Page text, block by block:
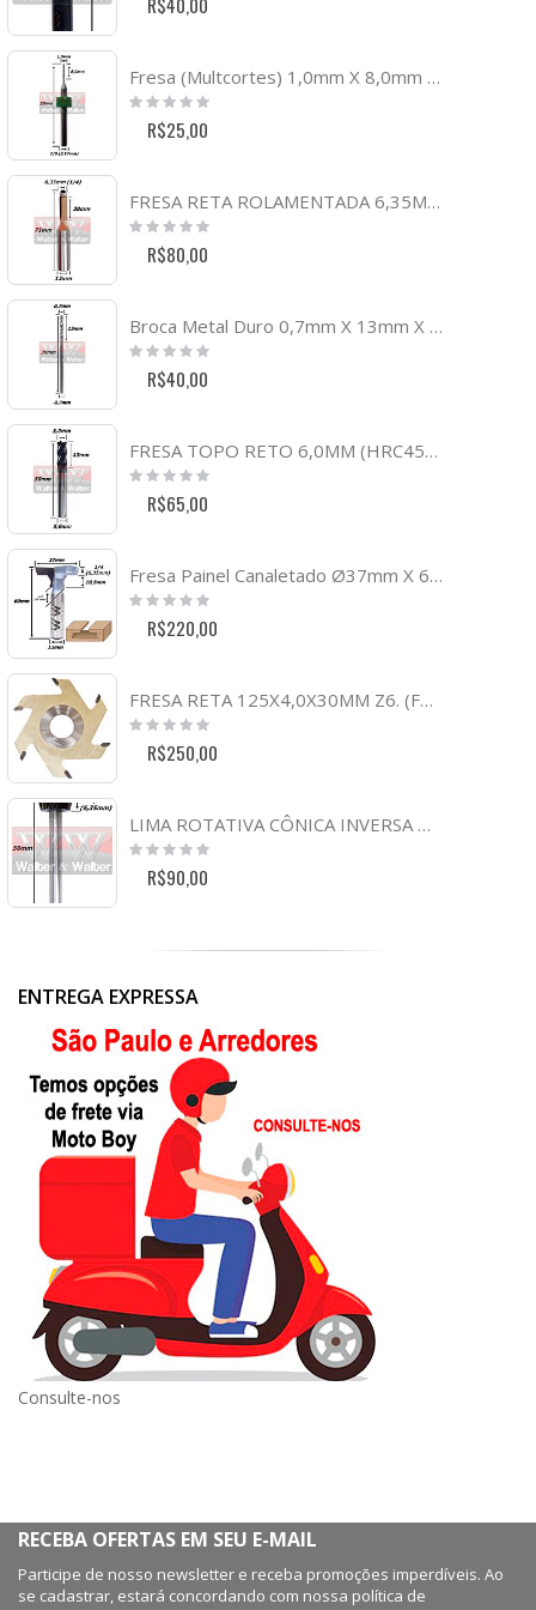
Fresa (Multcortes) 1,0mm X 8,0mm Corte X 38mm Total X 1/8. (Ftr3142)
Rating:
0%
R$25,00
FRESA RETA ROLAMENTADA 6,35MM (1/4) X 20MM ÁREA DE CORTE X 71MM TOTAL X 12MM HASTE. (FTR0209)
Rating:
0%
R$80,00
Broca Metal Duro 0,7mm X 13mm X 39mm. (Ftr3010)
Rating:
0%
R$40,00
FRESA TOPO RETO 6,0MM (HRC45) (4C) X 15MM X 5OMM X 6,0MM. (FTR520)
Rating:
0%
R$65,00
Fresa Painel Canaletado Ø37mm X 6,35mm (1/4) X 10,5mm Profundidade X 60mm Total X 12mm Haste. (Ftr821)
Rating:
0%
R$220,00
FRESA RETA 125X4,0X30MM Z6. (FTR0106)
Rating:
0%
R$250,00
LIMA ROTATIVA CÔNICA INVERSA Ø15MM X 6,35MM ÁREA DE CORTE. (FTR201)
Rating:
0%
R$90,00
ENTREGA EXPRESSA
Consulte-nos
RECEBA OFERTAS EM SEU E-MAIL
Participe de nosso newsletter e receba promoções imperdíveis. Ao
se cadastrar, estará concordando com nossa política de